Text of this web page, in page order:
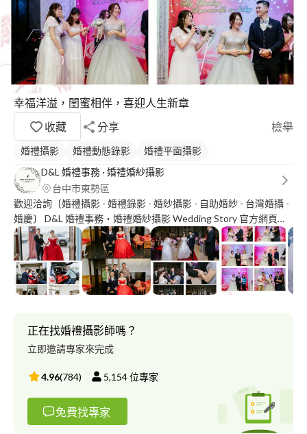
幸福洋溢，閨蜜相伴，喜迎人生新章
收藏
分享 檢舉
婚禮攝影 婚禮動態錄影
婚禮平面攝影
D&L 婚禮事務 · 婚禮婚紗攝影
台中市東勢區
歡迎洽詢〔婚禮攝影 - 婚禮錄影 - 婚紗攝影 - 自助婚紗 - 台灣婚攝 -
婚慶〕 D&L 婚禮事務‧婚禮婚紗攝影 Wedding Story 官方網頁：
https://goo.gl/UxUr5T 粉絲專頁：https://goo.gl/Fuxmau
Instagram：https://goo.gl/6HoQKi Youtube：
https://goo.gl/D6uhUk Flickr：https://goo.gl/SJ6bjs 檔期詢問：
https://goo.gl/OCxQyF MOBILE：+***************** Wechat
ID：d********* ******** ID：@********* E-mail：
全省服務 #婚禮攝影 #婚紗攝影 #婚禮紀錄 #兒童寫真 #全家福 #婚
禮錄影 #孕婦寫真 #親子寫真 #個人寫真 #新娘秘書 #活動紀錄 #風
格婚紗 #自助婚紗 #寶寶寫真 #商業攝影 #東勢婚攝 #豐原婚攝 #新
社婚攝 #后里婚攝 #台中婚攝 #結婚攝影 #迎娶攝影 #訂婚攝影 #文
定攝影 #歸寧攝影 #彰化婚攝 #苗栗婚攝 #婚禮跟拍 #中式婚禮 #西
式禮儀 歡迎預約拍攝 給自己唯美幸福回憶
正在找婚禮攝影師嗎？
立即邀請專家來完成
4.96(784) 5,154位專家
免費找專家